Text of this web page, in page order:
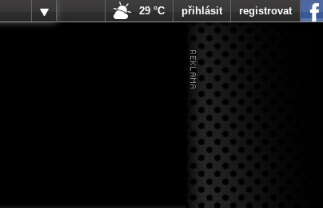
29 °C přihlásit registrovat